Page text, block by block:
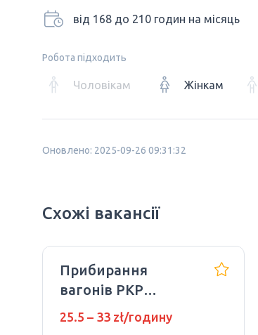
від 168 до 210 годин на місяць
Робота підходить
Чоловікам Жінкам
Оновлено: 2025-09-26 09:31:32
Схожі вакансії
Прибирання
вагонів PKP
Intercity
25.5 – 33 zł/годину